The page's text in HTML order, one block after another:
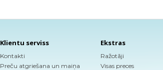
Klientu serviss
Kontakti
Preču atgriešana un maiņa
Ekstras
Ražotāji
Visas preces